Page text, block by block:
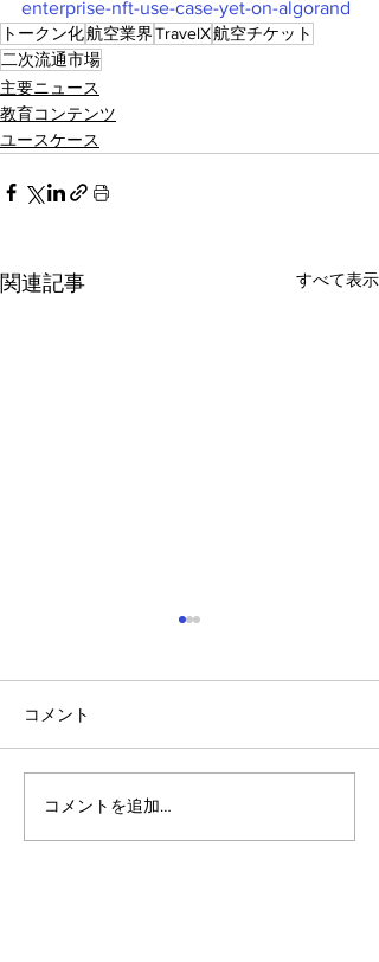
enterprise-nft-use-case-yet-on-algorand
トークン化航空業界TravelX航空チケット
二次流通市場
主要ニュース
教育コンテンツ
ユースケース
関連記事 すべて表示
アルゴランドのポスト量
子暗号（PQC）ロードマ
コメント
コメントを追加…